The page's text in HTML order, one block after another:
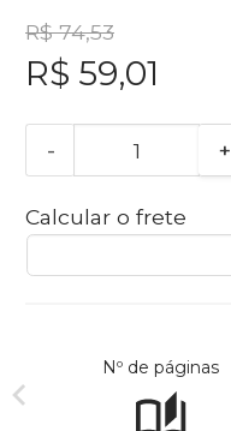
R$ 74,53
R$ 59,01
- +
Calcular o frete
Nº de páginas